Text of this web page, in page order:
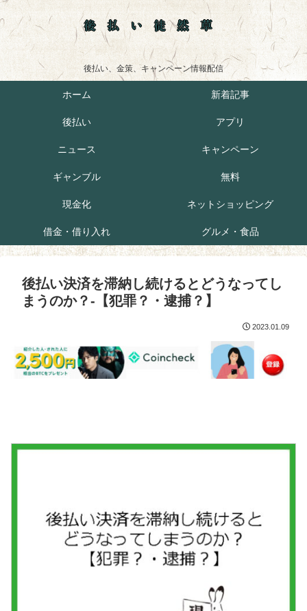
後払い徒然草
後払い、金策、キャンペーン情報配信
ホーム 新着記事
後払い アプリ
ニュース キャンペーン
ギャンブル 無料
現金化 ネットショッピング
借金・借り入れ グルメ・食品
後払い決済を滞納し続けるとどうなってし
まうのか？-【犯罪？・逮捕？】
2023.01.09